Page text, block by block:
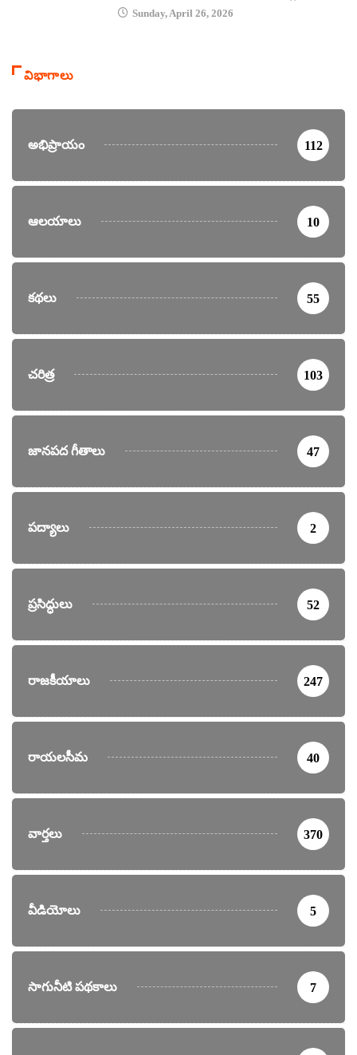
Sunday, April 26, 2026
విభాగాలు
అభిప్రాయం 112
ఆలయాలు 10
కథలు 55
చరిత్ర 103
జానపద గీతాలు 47
పద్యాలు 2
ప్రసిద్ధులు 52
రాజకీయాలు 247
రాయలసీమ 40
వార్తలు 370
వీడియోలు 5
సాగునీటి పథకాలు 7